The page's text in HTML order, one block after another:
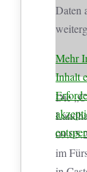
Daten
Mehr
Inhalt
Die
im